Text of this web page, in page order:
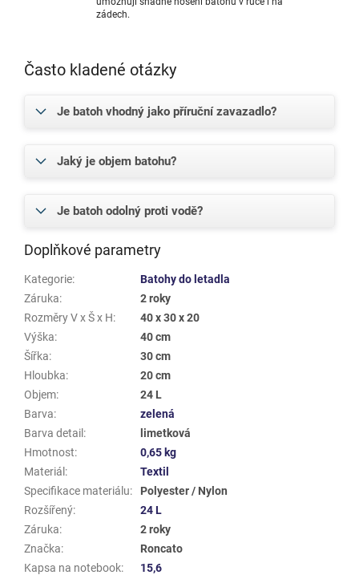
zádech.
Často kladené otázky
Je batoh vhodný jako příruční zavazadlo?
Jaký je objem batohu?
Je batoh odolný proti vodě?
Doplňkové parametry
Kategorie:
Batohy do letadla
Záruka:
2 roky
Rozměry V x Š x H:
40 x 30 x 20
Výška:
40 cm
Šířka:
30 cm
Hloubka:
20 cm
Objem:
24 L
Barva:
zelená
Barva detail :
limetková
Hmotnost:
0,65 kg
Materiál :
Textil
Specifikace materiálu:
Polyester / Nylon
Rozšířený:
24 L
Záruka:
2 roky
Značka:
Roncato
Kapsa na notebook:
15,6